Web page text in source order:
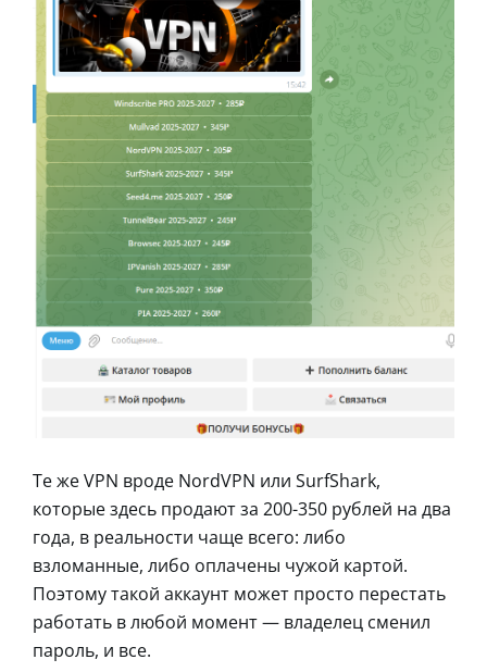
Те же VPN вроде NordVPN или SurfShark,
которые здесь продают за 200-350 рублей на два
года, в реальности чаще всего: либо
взломанные, либо оплачены чужой картой.
Поэтому такой аккаунт может просто перестать
работать в любой момент — владелец сменил
пароль, и все.